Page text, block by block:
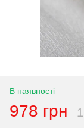
В наявності
978 грн